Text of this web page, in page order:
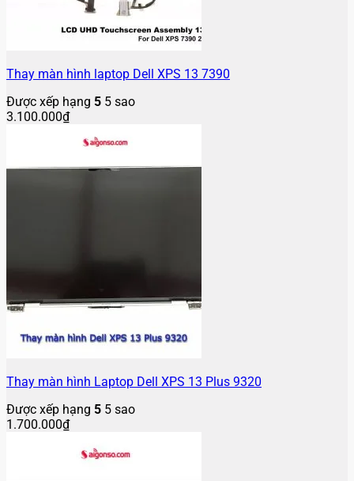
Thay màn hình laptop Dell XPS 13 7390
Được xếp hạng 5 5 sao
3.100.000₫
Thay màn hình Laptop Dell XPS 13 Plus 9320
Được xếp hạng 5 5 sao
1.700.000₫